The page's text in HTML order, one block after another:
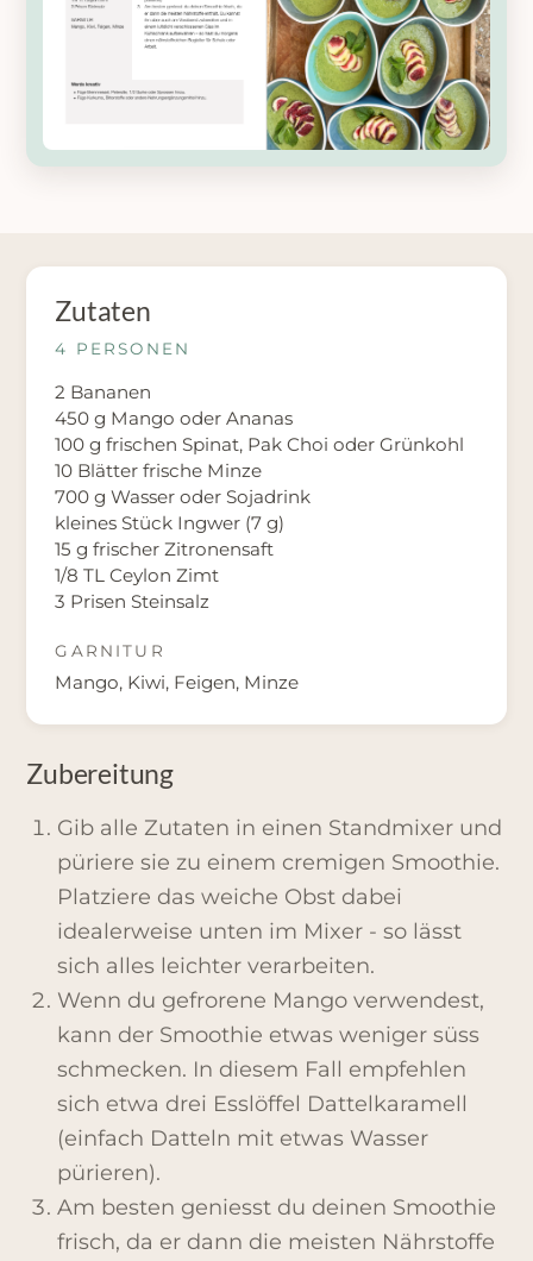
Zutaten
4 PERSONEN
2 Bananen
450 g Mango oder Ananas
100 g frischen Spinat, Pak Choi oder Grünkohl
10 Blätter frische Minze
700 g Wasser oder Sojadrink
kleines Stück Ingwer (7 g)
15 g frischer Zitronensaft
1/8 TL Ceylon Zimt
3 Prisen Steinsalz
GARNITUR
Mango, Kiwi, Feigen, Minze
Zubereitung
Gib alle Zutaten in einen Standmixer und
püriere sie zu einem cremigen Smoothie.
Platziere das weiche Obst dabei
idealerweise unten im Mixer - so lässt
sich alles leichter verarbeiten.
Wenn du gefrorene Mango verwendest,
kann der Smoothie etwas weniger süss
schmecken. In diesem Fall empfehlen
sich etwa drei Esslöffel Dattelkaramell
(einfach Datteln mit etwas Wasser
pürieren).
Am besten geniesst du deinen Smoothie
frisch, da er dann die meisten Nährstoffe